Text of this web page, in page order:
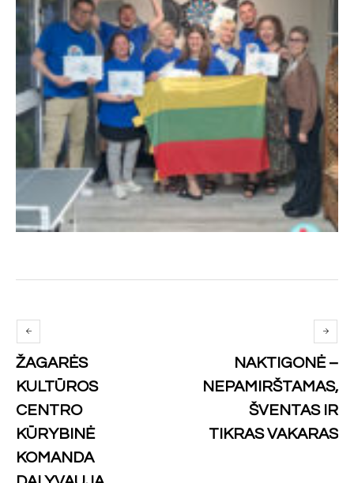
ŽAGARĖS
KULTŪROS
CENTRO
KŪRYBINĖ
KOMANDA
NAKTIGONĖ –
NEPAMIRŠTAMAS,
ŠVENTAS IR
TIKRAS VAKARAS